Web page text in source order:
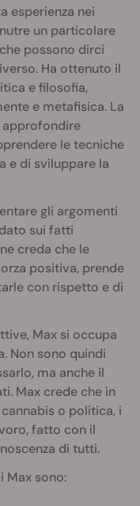
esperienza nei
un particolare
possono dirci
Ha ottenuto il
e filosofia,
e metafisica. La
approfondire
le tecniche
e di sviluppare la
gli argomenti
sui fatti
creda che le
positiva, prende
con rispetto e di
Max si occupa
Non sono quindi
ma anche il
Max crede che in
o politica, i
fatto con il
di tutti.
Max sono: